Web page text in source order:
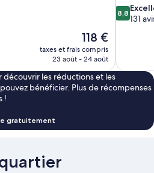
Le
nouveau
prix
de
118 €
118 €
taxes et frais compris
23 août - 24 août
8.8
sur
8,8
131
les réductions et les
bénéficier. Plus de récompenses
!
gratuitement